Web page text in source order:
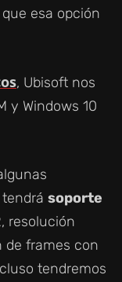
esa opción
, Ubisoft nos
y Windows 10
soporte
resolución
de frames con
tendremos